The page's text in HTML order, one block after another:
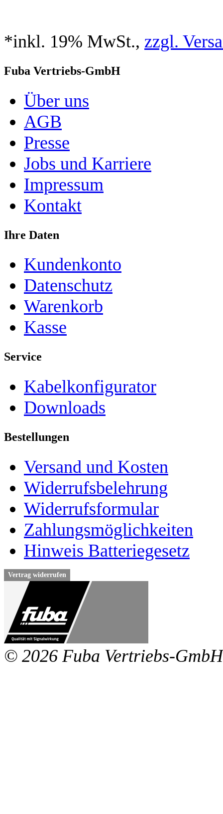
*inkl. 19% MwSt., zzgl.
Fuba Vertriebs-GmbH
Über uns
AGB
Presse
Jobs und Karriere
Impressum
Kontakt
Ihre Daten
Kundenkonto
Datenschutz
Warenkorb
Kasse
Service
Kabelkonfigurator
Downloads
Bestellungen
Versand und Kosten
Widerrufsbelehrung
Widerrufsformular
Zahlungsmöglichkeiten
Hinweis Batteriegesetz
Vertrag widerrufen
© 2026 Fuba Vertriebs-GmbH